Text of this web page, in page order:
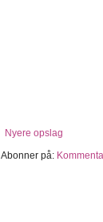
Nyere opslag
Abonner på: